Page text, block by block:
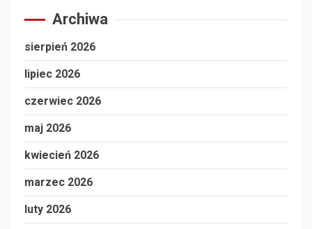
Archiwa
sierpień 2026
lipiec 2026
czerwiec 2026
maj 2026
kwiecień 2026
marzec 2026
luty 2026